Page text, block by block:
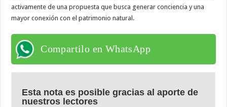
activamente de una propuesta que busca generar conciencia y una
mayor conexión con el patrimonio natural.
Compartilo en WhatsApp
Esta nota es posible gracias al aporte de
nuestros lectores